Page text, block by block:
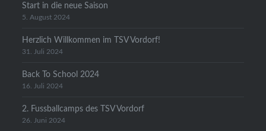
Start in die neue Saison
5. August 2024
Herzlich Willkommen im TSV Vordorf!
31. Juli 2024
Back To School 2024
16. Juli 2024
2. Fussballcamps des TSV Vordorf
26. Juni 2024